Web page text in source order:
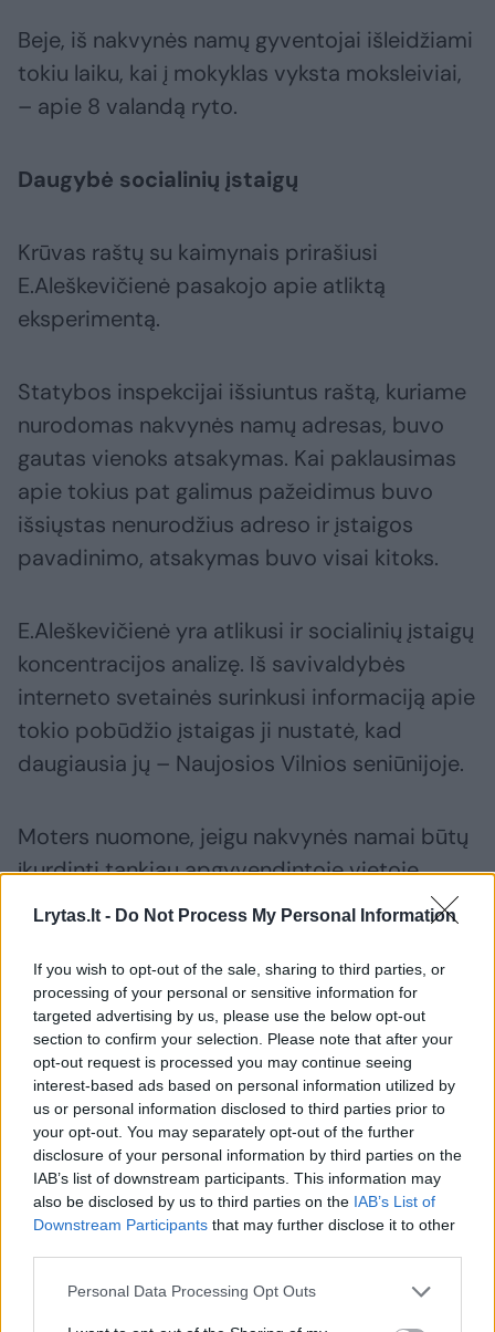
Lrytas.lt - Do Not Process My Personal Information
If you wish to opt-out of the sale, sharing to third parties, or
processing of your personal or sensitive information for
targeted advertising by us, please use the below opt-out
section to confirm your selection. Please note that after your
opt-out request is processed you may continue seeing
interest-based ads based on personal information utilized by
us or personal information disclosed to third parties prior to
your opt-out. You may separately opt-out of the further
disclosure of your personal information by third parties on the
IAB’s list of downstream participants. This information may
also be disclosed by us to third parties on the IAB’s List of
Downstream Participants that may further disclose it to other
Personal Data Processing Opt Outs
Beje, iš nakvynės namų gyventojai išleidžiami
tokiu laiku, kai į mokyklas vyksta moksleiviai,
– apie 8 valandą ryto.
Daugybė socialinių įstaigų
Krūvas raštų su kaimynais prirašiusi
E.Aleškevičienė pasakojo apie atliktą
eksperimentą.
Statybos inspekcijai išsiuntus raštą, kuriame
nurodomas nakvynės namų adresas, buvo
gautas vienoks atsakymas. Kai paklausimas
apie tokius pat galimus pažeidimus buvo
išsiųstas nenurodžius adreso ir įstaigos
pavadinimo, atsakymas buvo visai kitoks.
E.Aleškevičienė yra atlikusi ir socialinių įstaigų
koncentracijos analizę. Iš savivaldybės
interneto svetainės surinkusi informaciją apie
tokio pobūdžio įstaigas ji nustatė, kad
daugiausia jų – Naujosios Vilnios seniūnijoje.
Moters nuomone, jeigu nakvynės namai būtų
įkurdinti tankiau apgyvendintoje vietoje,
gyventojų nepasitenkinimas verstų valdžią
„O Pavilnyje aplink parkas. Tai benamių, o ne
visų vilniečių teritorija. Benamiai čia pat
stovyklauja, kuria laužus.
Prie užtvankos įrengta vaikų žaidimo aikštelė.
Kas gi į ją eis, kai šalia girti benamiai voliojasi,
tokie pat krūmuose gyvena“, – piktinosi
Skundžiasi ketvirtus metus